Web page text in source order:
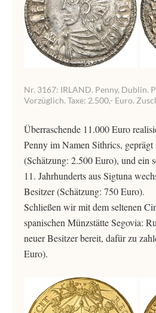
Nr. 3167: IRLAND. Penny, Dublin.
Vorzüglich. Taxe: 2.500,- Euro.
Überraschende 11.000 Euro
Penny im Namen Sithrics,
(Schätzung: 2.500 Euro), und ein
11. Jahrhunderts aus Sigtuna
Besitzer (Schätzung: 750 Euro).
Schließen wir mit dem seltenen
spanischen Münzstätte Segovia:
neuer Besitzer bereit, dafür zu
Euro).